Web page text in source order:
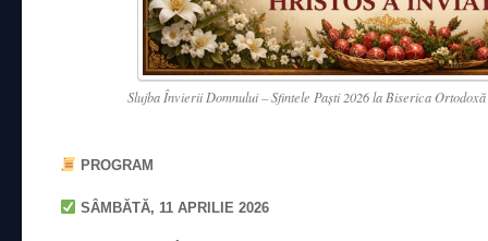
Slujba Învierii Domnului – Sfintele Paști 2026 la Biserica
PROGRAM
SÂMBĂTĂ, 11 APRILIE 2026